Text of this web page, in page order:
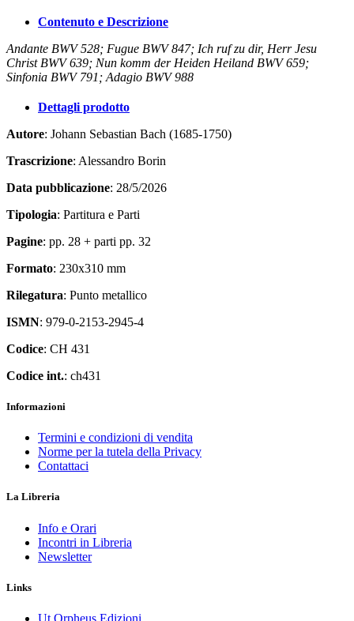
Contenuto e Descrizione
Andante BWV 528; Fugue BWV 847; Ich ruf zu dir, Herr Jesu
Christ BWV 639; Nun komm der Heiden Heiland BWV 659;
Sinfonia BWV 791; Adagio BWV 988
Dettagli prodotto
Autore: Johann Sebastian Bach (1685-1750)
Trascrizione: Alessandro Borin
Data pubblicazione: 28/5/2026
Tipologia: Partitura e Parti
Pagine: pp. 28 + parti pp. 32
Formato: 230x310 mm
Rilegatura: Punto metallico
ISMN: 979-0-2153-2945-4
Codice: CH 431
Codice int.: ch431
Informazioni
Termini e condizioni di vendita
Norme per la tutela della Privacy
Contattaci
La Libreria
Info e Orari
Incontri in Libreria
Newsletter
Links
Ut Orpheus Edizioni